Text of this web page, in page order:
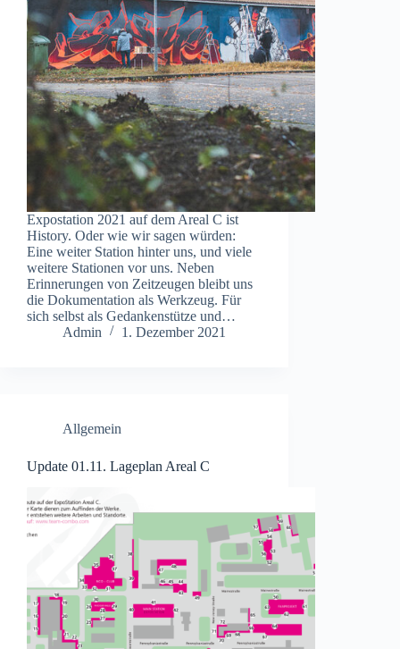
Expostation 2021 auf dem Areal C ist
History. Oder wie wir sagen würden:
Eine weiter Station hinter uns, und viele
weitere Stationen vor uns. Neben
Erinnerungen von Zeitzeugen bleibt uns
die Dokumentation als Werkzeug. Für
sich selbst als Gedankenstütze und…
Admin
1. Dezember 2021
Allgemein
Update 01.11. Lageplan Areal C